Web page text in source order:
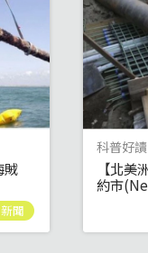
賊
新聞
科普好讀
【北
約市